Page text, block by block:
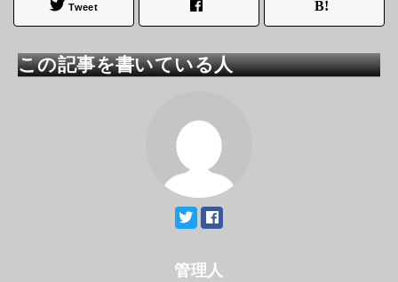
Tweet
この記事を書いている人
管理人